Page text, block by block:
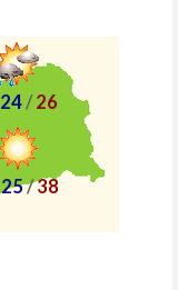
25/38
24/ 26